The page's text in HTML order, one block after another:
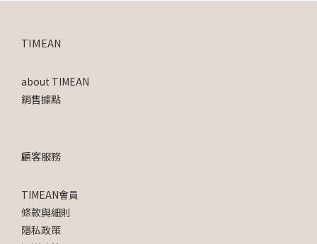
TIMEAN
about TIMEAN
銷售據點
顧客服務
TIMEAN會員
條款與細則
隱私政策